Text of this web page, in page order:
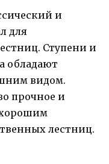
и
для
Ступени и
обладают
видом.
прочное и
хорошим
лестниц.